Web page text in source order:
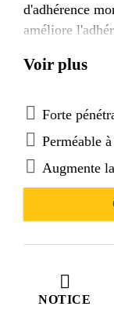
NOTICE
d'adhérence
améliore
conditions
système
1504-2 en tant
Voir plus
Forte
Perméable
Augmente